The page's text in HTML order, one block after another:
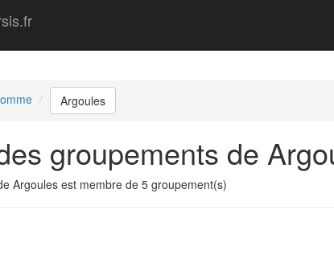
Argoules
groupements de
Argoules est membre de 5 groupement(s)